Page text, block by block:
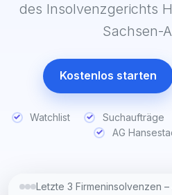
des Insolvenzgerichts
Sachsen-
Kostenlos starten
Watchlist Suchaufträge
AG
Letzte 3 Firmeninsolvenzen